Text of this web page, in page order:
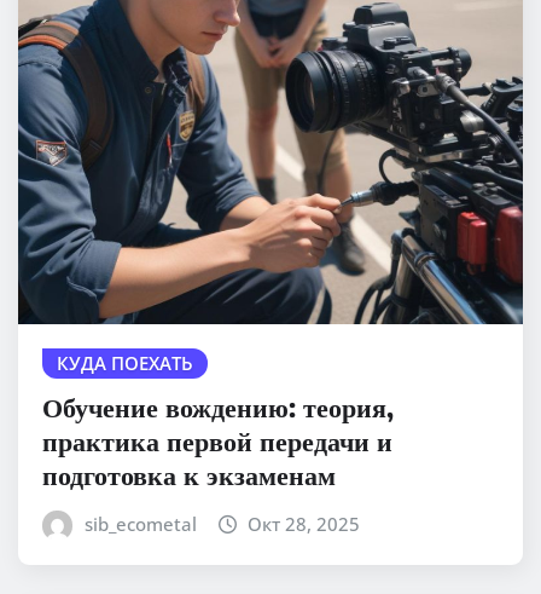
КУДА ПОЕХАТЬ
Обучение вождению: теория,
практика первой передачи и
подготовка к экзаменам
sib_ecometal Окт 28, 2025